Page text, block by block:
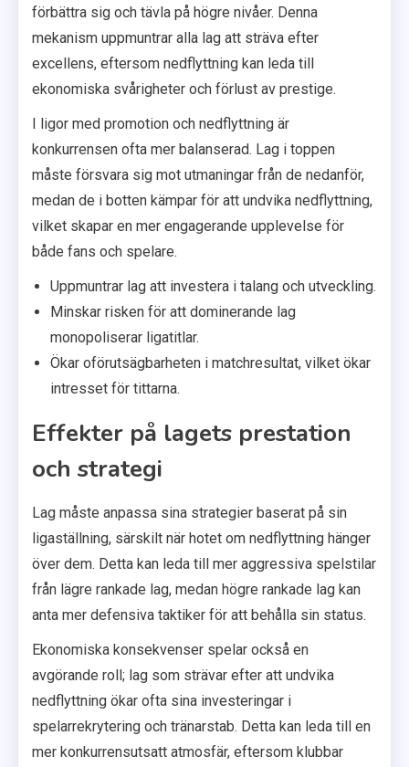
förbättra sig och tävla på högre nivåer. Denna
mekanism uppmuntrar alla lag att sträva efter
excellens, eftersom nedflyttning kan leda till
ekonomiska svårigheter och förlust av prestige.
I ligor med promotion och nedflyttning är
konkurrensen ofta mer balanserad. Lag i toppen
måste försvara sig mot utmaningar från de nedanför,
medan de i botten kämpar för att undvika nedflyttning,
vilket skapar en mer engagerande upplevelse för
både fans och spelare.
Uppmuntrar lag att investera i talang och utveckling.
Minskar risken för att dominerande lag
monopoliserar ligatitlar.
Ökar oförutsägbarheten i matchresultat, vilket ökar
intresset för tittarna.
Effekter på lagets prestation
och strategi
Lag måste anpassa sina strategier baserat på sin
ligaställning, särskilt när hotet om nedflyttning hänger
över dem. Detta kan leda till mer aggressiva spelstilar
från lägre rankade lag, medan högre rankade lag kan
anta mer defensiva taktiker för att behålla sin status.
Ekonomiska konsekvenser spelar också en
avgörande roll; lag som strävar efter att undvika
nedflyttning ökar ofta sina investeringar i
spelarrekrytering och tränarstab. Detta kan leda till en
mer konkurrensutsatt atmosfär, eftersom klubbar